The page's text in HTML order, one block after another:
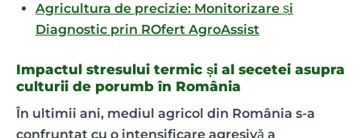
Agricultura de precizie: Monitorizare și
Diagnostic prin ROfert AgroAssist
Impactul stresului termic și al secetei asupra
culturii de porumb în România
În ultimii ani, mediul agricol din România s-a
confruntat cu o intensificare agresivă a